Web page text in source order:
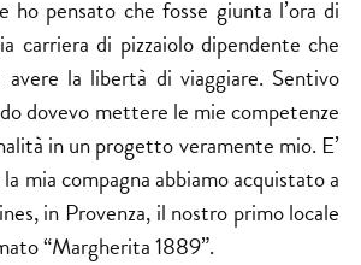
ho pensato che fosse giunta l’ora di
carriera di pizzaiolo dipendente che
la libertà di viaggiare. Sentivo
dovevo mettere le mie competenze
in un progetto veramente mio. E’
mia compagna abbiamo acquistato a
in Provenza, il nostro primo locale
“Margherita 1889”.